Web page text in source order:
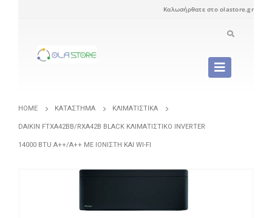
Καλωσήρθατε στο olastore.gr
HOME ΚΑΤΆΣΤΗΜΑ ΚΛΙΜΑΤΙΣΤΙΚΆ
DAIKIN FTXA42BB/RXA42B BLACK ΚΛΙΜΑΤΙΣΤΙΚΌ INVERTER
14000 BTU A++/A++ ΜΕ ΙΟΝΙΣΤΉ ΚΑΙ WI-FI